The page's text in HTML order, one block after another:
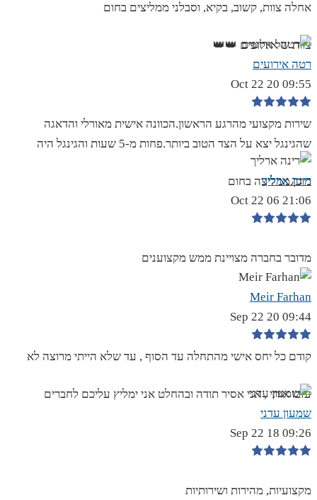
אחלה צוות, קשוב, בקיא, וסבלני ממליצים בחום
צוות של אלופים 👑👑
רטה אירועים
09:55 20 Oct 22
שירות מקצועי מהרגע הראשון.הכוונה אישית מאורלי והדאגה
שהגינגל יצא על הצד הטוב ביותר.פחות מ-5 שעות והגינגל היה
מוכן.ממליצה בחום
רינה ארליך
21:06 06 Oct 22
מדובר בחברה מצויינת ממש מקצוענים
Meir Farhan
09:44 20 Sep 22
קודם כל יחס אישי מהתחלה עד הסוף , עד שלא הייתי מרוצה לא
עזבו אותי , אני אסיר תודה ובהחלט אני ימליץ עליכם לחברים
שמעון עדני
09:26 18 Sep 22
מקצועיות, מהירות ושירותיות